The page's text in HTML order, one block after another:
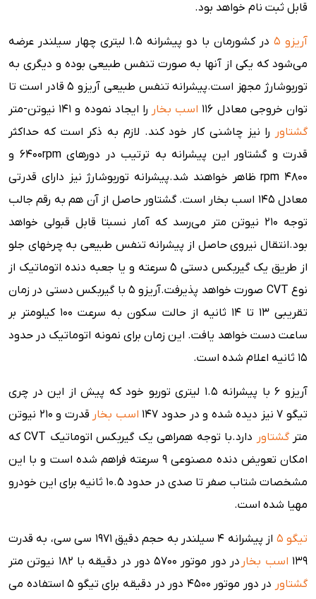
قابل ثبت نام خواهد بود.
آریزو 5
در کشورمان با دو پیشرانه 1.5 لیتری چهار سیلندر عرضه
می‌شود که یکی از آنها به صورت تنفس طبیعی بوده و دیگری به
توربوشارژ مجهز است.پیشرانه تنفس طبیعی آریزو 5 قادر است تا
توان خروجی معادل 116
اسب بخار را ایجاد نموده و 141 نیوتن-متر
گشتاور را نیز چاشنی کار خود کند. لازم به ذکر است که حداکثر
قدرت و گشتاور این پیشرانه به ترتیب در دورهای 6400rpm و
4800 rpm ظاهر خواهند شد.پیشرانه توربوشارژ نیز دارای قدرتی
معادل ۱۴۵ اسب بخار است. گشتاور حاصل از آن هم به رقم جالب
توجه ۲۱۰ نیوتن متر می‌رسد که آمار نسبتا قابل قبولی خواهد
بود.انتقال نیروی حاصل از پیشرانه تنفس طبیعی به چرخهای جلو
از طریق یک گیربکس دستی ۵ سرعته و یا جعبه دنده اتوماتیک از
نوع CVT صورت خواهد پذیرفت.آریزو 5 با گیربکس دستی در زمان
تقریبی ۱۳ تا ۱۴ ثانیه از حالت سکون به سرعت ۱۰۰ کیلومتر بر
ساعت دست خواهد یافت. این زمان برای نمونه اتوماتیک در حدود
15 ثانیه اعلام شده است.
آریزو 6 با پیشرانه 1.5 لیتری توربو خود که پیش از این در چری
تیگو 7 نیز دیده شده و در حدود 147
اسب بخار
قدرت و 210 نیوتن
مترگشتاور
دارد.با توجه همراهی یک گیربکس اتوماتیک CVT که
امکان تعویض دنده مصنوعی 9 سرعته فراهم شده است و با این
مشخصات شتاب صفر تا صدی در حدود 10.5 ثانیه برای این خودرو
مهیا شده است.
تیگو 5
از پیشرانه 4 سیلندر به حجم دقیق 1971 سی سی، به قدرت
139 اسب بخار در دور موتور 5700 دور در دقیقه با 182 نیوتن متر
گشتاور
در دور موتور 4500 دور در دقیقه برای تیگو 5 استفاده می